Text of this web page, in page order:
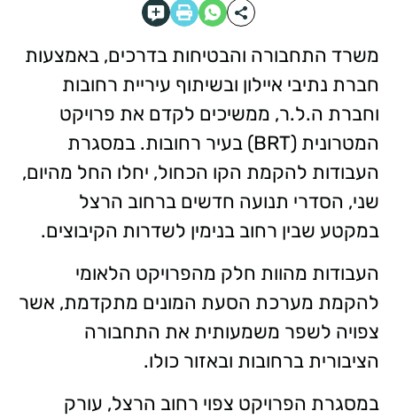
משרד התחבורה והבטיחות בדרכים, באמצעות
חברת נתיבי איילון ובשיתוף עיריית רחובות
וחברת ה.ל.ר, ממשיכים לקדם את פרויקט
המטרונית (BRT) בעיר רחובות. במסגרת
העבודות להקמת הקו הכחול, יחלו החל מהיום,
שני, הסדרי תנועה חדשים ברחוב הרצל
במקטע שבין רחוב בנימין לשדרות הקיבוצים.
העבודות מהוות חלק מהפרויקט הלאומי
להקמת מערכת הסעת המונים מתקדמת, אשר
צפויה לשפר משמעותית את התחבורה
הציבורית ברחובות ובאזור כולו.
במסגרת הפרויקט צפוי רחוב הרצל, עורק